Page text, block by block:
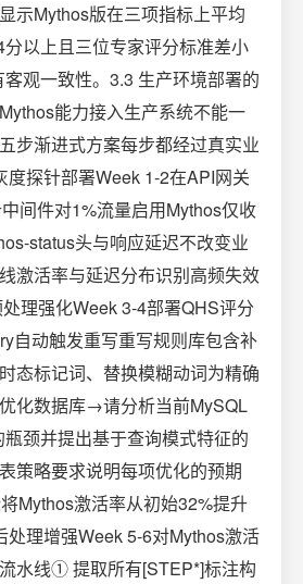
示Mythos版在三项指标上平均
以上且三位专家评分标准差小
观一致性。3.3 生产环境部署的
能力接入生产系统不能一
步渐进式方案每步都经过真实业
度探针部署Week 1-2在API网关
间件对1%流量启用Mythos仅收
status头与响应延迟不改变业
激活率与延迟分布识别高频失效
理强化Week 3-4部署QHS评分
自动触发重写重写规则库包含补
态标记词、替换模糊动词为精确
化数据库→请分析当前MySQL
颈并提出基于查询模式特征的
策略要求说明每项优化的预期
Mythos激活率从初始32%提升
处理增强Week 5-6对Mythos激活
水线① 提取所有[STEP*]标注构